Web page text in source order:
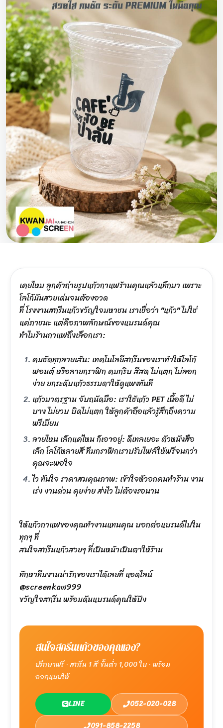
เคยไหม ลูกค้าถ่ายรูปแก้วกาแฟร้านคุณแล้วแท็กมา เพราะ
โลโก้มันสวยเด่นจนต้องอวด
ที่ โรงงานสกรีนแก้วขวัญใจมหาชน เราเชื่อว่า "แก้ว" ไม่ใช่
แค่ภาชนะ แต่คือภาพลักษณ์ของแบรนด์คุณ
ทำไมร้านกาแฟถึงเลือกเรา:
คมชัดทุกลายเส้น: เทคโนโลยีสกรีนของเราทำให้โลโก้
ฟอนต์ หรือลายกราฟิก คมกริบ สีสด ไม่แตก ไม่ลอก
ง่าย ยกระดับแก้วธรรมดาให้ดูแพงทันที
แก้วมาตรฐาน จับถนัดมือ: เราใช้แก้ว PET เนื้อดี ไม่
บาง ไม่ยวบ บิดไม่แตก ให้ลูกค้าถือแล้วรู้สึกถึงความ
พรีเมียม
ลายไหน เล็กแค่ไหน ก็เอาอยู่: ดีเทลเยอะ ตัวหนังสือ
เล็ก โลโก้หลายสี ทีมกราฟิกเราปรับไฟล์ให้ฟรีจนกว่า
คุณจะพอใจ
ไว ทันใจ ราคาสมคุณภาพ: เข้าใจหัวอกคนทำร้าน งาน
เร่ง งานด่วน คุยง่าย ส่งไว ไม่ต้องรอนาน
ให้แก้วกาแฟของคุณทำงานแทนคุณ บอกต่อแบรนด์ไปใน
ทุกๆ ที่
สนใจสกรีนแก้วสวยๆ ที่เป็นหน้าเป็นตาให้ร้าน
ทักหาทีมงานน่ารักของเราได้เลยที่ แอดไลน์
@screenkaw999
ขวัญใจสกรีน พร้อมดันแบรนด์คุณให้ปัง
สนใจสกรีนแก้วของคุณเอง?
ปรึกษาฟรี · สกรีน 1 สี ขั้นต่ำ 1,000 ใบ · พร้อม
ออกแบบให้
LINE
052-020-028